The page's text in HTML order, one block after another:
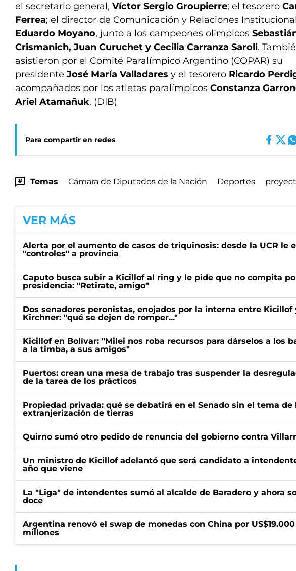
el secretario general, Víctor Sergio Groupierre; el tesorero
Ferrea; el director de Comunicación y Relaciones
Eduardo Moyano, junto a los campeones olímpicos
Crismanich, Juan Curuchet y Cecilia Carranza Saroli.
asistieron por el Comité Paralímpico Argentino (COPAR) su
presidente José María Valladares y el tesorero Ricardo
acompañados por los atletas paralímpicos Constanza
Ariel Atamañuk. (DIB)
Para compartir en redes
Temas Cámara de Diputados de la Nación Deportes
VER MÁS
Alerta por el aumento de casos de triquinosis: desde la UCR le
"controles" a provincia
Caputo busca subir a Kicillof al ring y le pide que no compita
presidencia: "Retirate, amigo"
Dos senadores peronistas, enojados por la interna entre Kicillof
Kirchner: "qué se dejen de romper..."
Kicillof en Bolívar: "Milei nos roba recursos para dárselos a los
a la timba, a sus amigos"
Puertos: crean una mesa de trabajo tras suspender la
de la tarea de los prácticos
Propiedad privada: qué se debatirá en el Senado sin el tema de
extranjerización de tierras
Quirno sumó otro pedido de renuncia del gobierno contra
Un ministro de Kicillof adelantó que será candidato a
año que viene
La "Liga" de intendentes sumó al alcalde de Baradero y ahora
doce
Argentina renovó el swap de monedas con China por US$19.000
millones